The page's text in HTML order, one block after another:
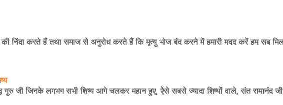
निंदा करते हैं तथा समाज से अनुरोध करते हैं कि मृत्यु भोज बंद करने में हमारी मदद करें हम सब
जी जिनके लगभग सभी शिष्य आगे चलकर महान हुए, ऐसे सबसे ज्यादा शिष्यों वाले, संत रामानंद